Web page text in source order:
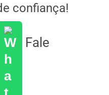
confiança!
Fale